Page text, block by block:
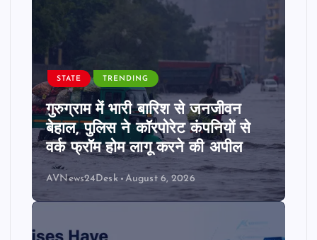
STATE TRENDING
गुरुग्राम में भारी बारिश से जनजीवन
बेहाल, पुलिस ने कॉरपोरेट कंपनियों से
वर्क फ्रॉम होम लागू करने की अपील
AVNews24Desk August 6, 2026